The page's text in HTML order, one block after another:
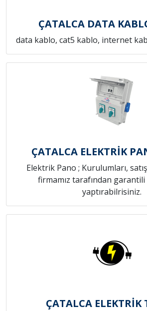
ÇATALCA DATA
data kablo, cat5 kablo, internet
ÇATALCA ELEKTRİK
Elektrik Pano ; Kurulumları,
firmamız tarafından
yaptırabilrisiniz.
ÇATALCA ELEKTRİK